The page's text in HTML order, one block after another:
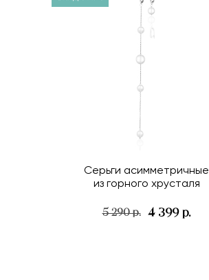
Серьги асимметричные
из горного хрусталя
5 290 р. 4 399 р.